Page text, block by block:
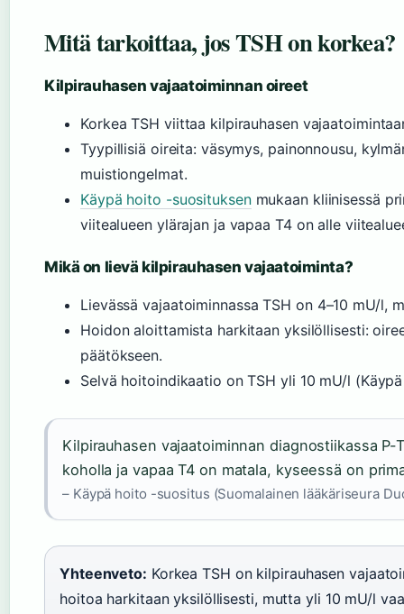
Mitä tarkoittaa, jos TSH on korkea?
Kilpirauhasen vajaatoiminnan oireet
Korkea TSH viittaa kilpirauhasen
Tyypillisiä oireita: väsymys, painonnousu,
muistiongelmat.
Käypä hoito -suosituksenmukaan kliinisessä
viitealueen ylärajan ja vapaa T4 on alle
Mikä on lievä kilpirauhasen vajaatoiminta?
Lievässä vajaatoiminnassa TSH on 4–10 mU/l,
Hoidon aloittamista harkitaan yksilöllisesti:
päätökseen.
Selvä hoitoindikaatio on TSH yli 10 mU/l
Kilpirauhasen vajaatoiminnan diagnostiikassa
koholla ja vapaa T4 on matala, kyseessä on
– Käypä hoito -suositus (Suomalainen lääkäriseura
Yhteenveto: Korkea TSH on kilpirauhasen
hoitoa harkitaan yksilöllisesti, mutta yli 10 mU/l